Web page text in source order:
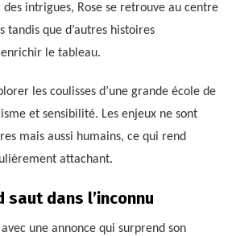
intrigues, Rose se retrouve au centre
tandis que d’autres histoires
le tableau.
les coulisses d’une grande école de
et sensibilité. Les enjeux ne sont
mais aussi humains, ce qui rend
attachant.
saut dans l’inconnu
une annonce qui surprend son